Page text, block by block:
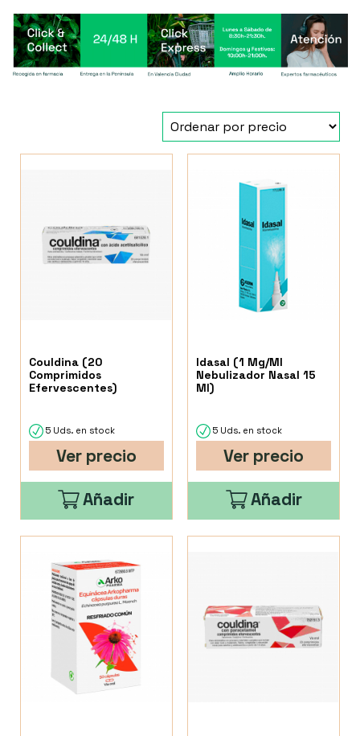
Couldina (20
Comprimidos
Efervescentes)
5 Uds. en stock
Ver precio
Añadir
Idasal (1 Mg/Ml
Nebulizador Nasal 15
Ml)
5 Uds. en stock
Ver precio
Añadir